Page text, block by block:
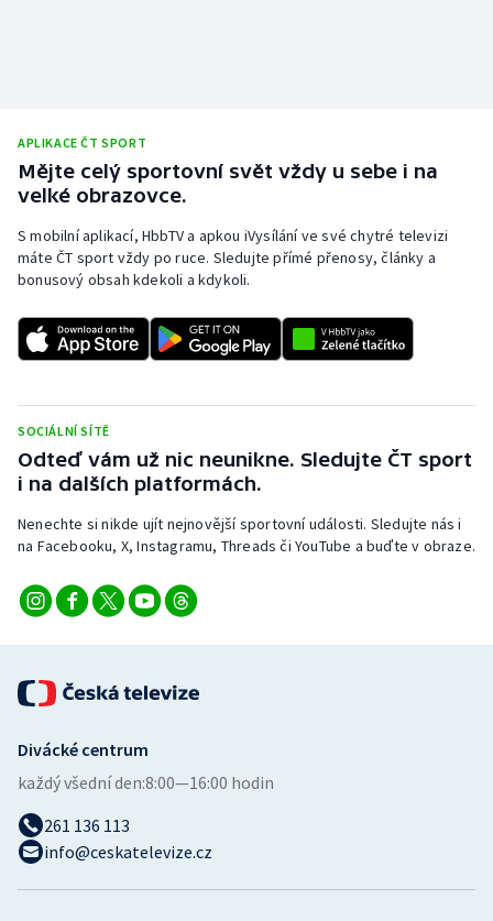
APLIKACE ČT SPORT
Mějte celý sportovní svět vždy u sebe i na
velké obrazovce.
S mobilní aplikací, HbbTV a apkou iVysílání ve své chytré televizi
máte ČT sport vždy po ruce. Sledujte přímé přenosy, články a
bonusový obsah kdekoli a kdykoli.
SOCIÁLNÍ SÍTĚ
Odteď vám už nic neunikne. Sledujte ČT sport
i na dalších platformách.
Nenechte si nikde ujít nejnovější sportovní události. Sledujte nás i
na Facebooku, X, Instagramu, Threads či YouTube a buďte v obraze.
Divácké centrum
každý všední den:8:00—16:00 hodin
261 136 113
info@ceskatelevize.cz